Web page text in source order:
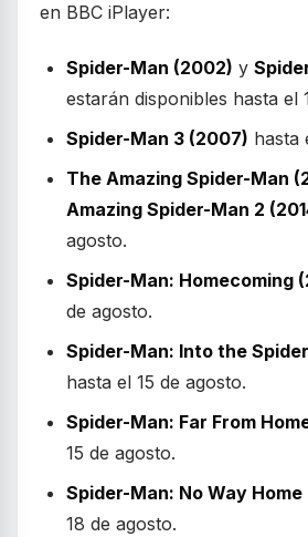
en BBC iPlayer:
Spider-Man (2002) y
estarán disponibles hasta el
Spider-Man 3 (2007) hasta
The Amazing Spider-Man
Amazing Spider-Man 2
agosto.
Spider-Man: Homecoming
de agosto.
Spider-Man: Into the
hasta el 15 de agosto.
Spider-Man: Far From
15 de agosto.
Spider-Man: No Way Home
18 de agosto.